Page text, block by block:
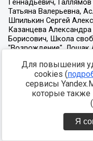
Для повышения
cookies (
сервисы
которые
(
Я